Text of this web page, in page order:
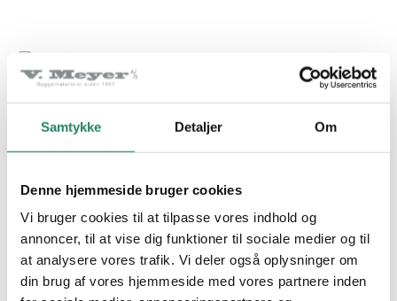
Samtykke Detaljer Om
Denne hjemmeside bruger cookies
Vi bruger cookies til at tilpasse vores indhold og
annoncer, til at vise dig funktioner til sociale medier og til
at analysere vores trafik. Vi deler også oplysninger om
din brug af vores hjemmeside med vores partnere inden
PRODUKTER
Tegltagsten
Facadetegl
Naturskifer
Alle produkter
INSPIRATION
Nem og hurtig installation
Autarqs solcelletagsten lægges nøjagtigt ligesom
traditionelle tagsten, og det tager ganske få
sekunder at tilslutte hver solcelletagsten til det